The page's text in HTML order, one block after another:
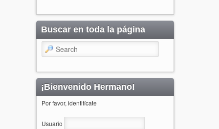
Buscar en toda la página
Search
¡Bienvenido Hermano!
Por favor, identifícate
Usuario